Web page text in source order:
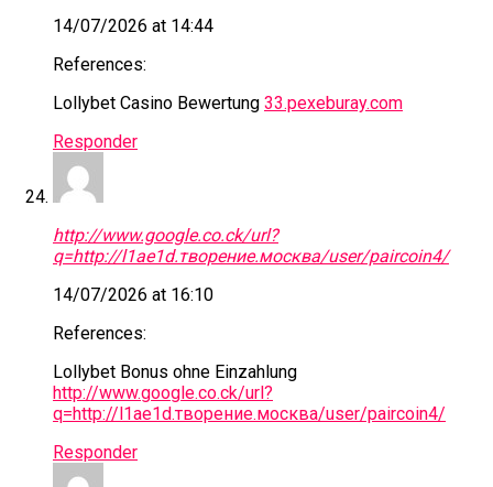
14/07/2026 at 14:44
References:
Lollybet Casino Bewertung 33.pexeburay.com
Responder
http://www.google.co.ck/url?
q=http://l1ae1d.творение.москва/user/paircoin4/
14/07/2026 at 16:10
References:
Lollybet Bonus ohne Einzahlung
http://www.google.co.ck/url?
q=http://l1ae1d.творение.москва/user/paircoin4/
Responder